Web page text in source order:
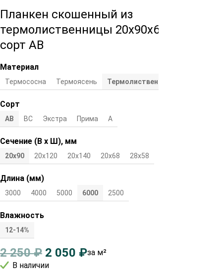
Планкен скошенный из
термолиственницы 20х90х6000 мм
сорт АВ
Материал
Термососна Термоясень Термолиственница
Сорт
АВ ВС Экстра Прима А
Сечение (В х Ш), мм
20х90 20х120 20х140 20х68 28х58
Длина (мм)
3000 4000 5000 6000 2500
Влажность
12-14%
2 250₽ 2 050 ₽за м²
В наличии